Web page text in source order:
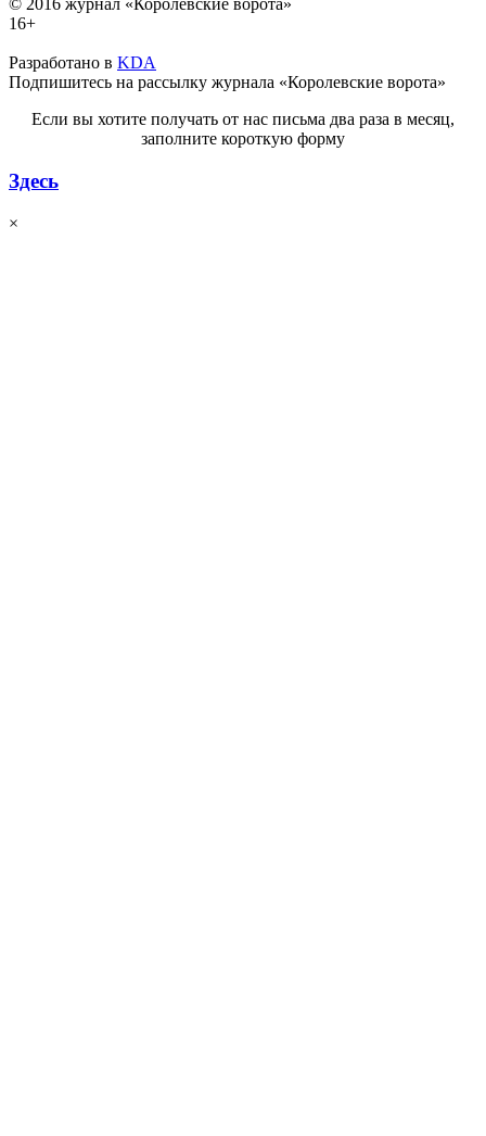
© 2016 журнал «Королевские ворота»
16+
Разработано в KDA
Подпишитесь на рассылку журнала «Королевские ворота»
Если вы хотите получать от нас письма два раза в месяц,
заполните короткую форму
Здесь
×